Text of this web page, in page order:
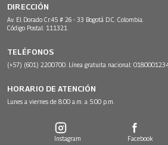
DIRECCIÓN
Av. El Dorado Cr.45 # 26 - 33 Bogotá D.C. Colombia.
Código Postal: 111321
TELÉFONOS
(+57) (601) 2200700. Línea gratuita nacional:
HORARIO DE ATENCIÓN
Lunes a viernes de 8:00 a.m. a 5:00 p.m.
Instagram Facebook